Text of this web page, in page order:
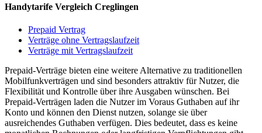
Handytarife Vergleich Creglingen
Prepaid Vertrag
Verträge ohne Vertragslaufzeit
Verträge mit Vertragslaufzeit
Prepaid-Verträge bieten eine weitere Alternative zu traditionellen
Mobilfunkverträgen und sind besonders attraktiv für Nutzer, die
Flexibilität und Kontrolle über ihre Ausgaben wünschen. Bei
Prepaid-Verträgen laden die Nutzer im Voraus Guthaben auf ihr
Konto und können den Dienst nutzen, solange sie über
ausreichendes Guthaben verfügen. Dies bedeutet, dass es keine